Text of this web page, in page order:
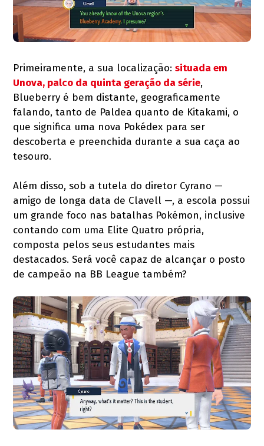
Primeiramente, a sua localização:situada em
Unova, palco da quinta geração da série,
Blueberry é bem distante, geograficamente
falando, tanto de Paldea quanto de Kitakami, o
que significa uma nova Pokédex para ser
descoberta e preenchida durante a sua caça ao
tesouro.
Além disso, sob a tutela do diretor Cyrano —
amigo de longa data de Clavell —, a escola possui
um grande foco nas batalhas Pokémon, inclusive
contando com uma Elite Quatro própria,
composta pelos seus estudantes mais
destacados. Será você capaz de alcançar o posto
de campeão na BB League também?